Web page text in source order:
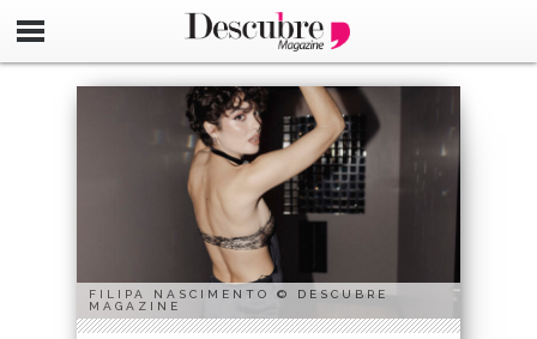
google-site-
FILIPA NASCIMENTO © DESCUBRE
MAGAZINE